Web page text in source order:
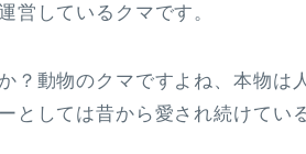
営しているクマです。
？動物のクマですよね、本物は
としては昔から愛され続けてい